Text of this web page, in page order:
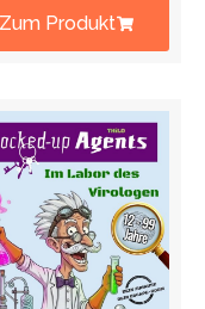
Zum Produkt